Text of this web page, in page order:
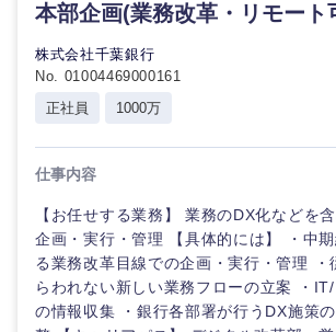
本部企画(業務改革・リモート
株式会社千葉銀行
No. 01004469000161
正社員
1000万
仕事内容
【お任せする業務】 業務のDX化などを
企画・実行・管理 【具体的には】 ・中
る業務改革目線での企画・実行・管理 ・
らわれない新しい業務フローの立案 ・
の情報収集 ・銀行各部署が行うDX施策